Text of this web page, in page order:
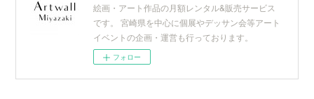
絵画・アート作品の月額レンタル&販売サービス
です。 宮崎県を中心に個展やデッサン会等アート
イベントの企画・運営も行っております。
フォロー